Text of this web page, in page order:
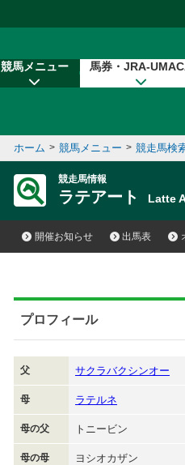
競馬メニュー 馬券・JRA-
ホーム > 競馬メニュー > 競走馬検
競走馬情報
ラテアート Latte
開催お知らせ 出馬表
プロフィール
父 サクラバクシンオー
母 ラテルネ
母の父 トニービン
母の母 ヨシオカザン